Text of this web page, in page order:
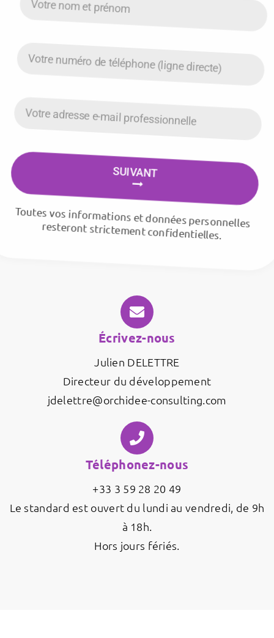
SUIVANT
Toutes vos informations et données personnelles
resteront strictement confidentielles.
Écrivez-nous
Julien DELETTRE
Directeur du développement
jdelettre@orchidee-consulting.com
Téléphonez-nous
+33 3 59 28 20 49
Le standard est ouvert du lundi au vendredi, de 9h
à 18h.
Hors jours fériés.